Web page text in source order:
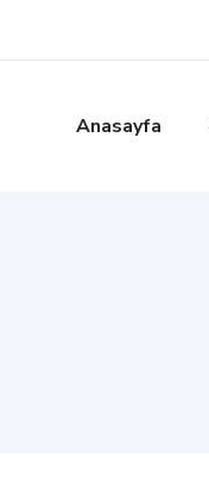
Anasayfa